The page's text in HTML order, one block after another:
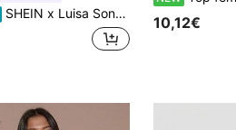
SHEIN x Luisa Sonza COSMINA Top de femme à col ras-du-cou avec volants et rayures à l'ourlet
10,12€